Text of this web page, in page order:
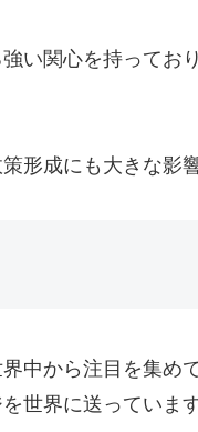
い関心を持ってお
形成にも大きな影
中から注目を集め
世界に送っています